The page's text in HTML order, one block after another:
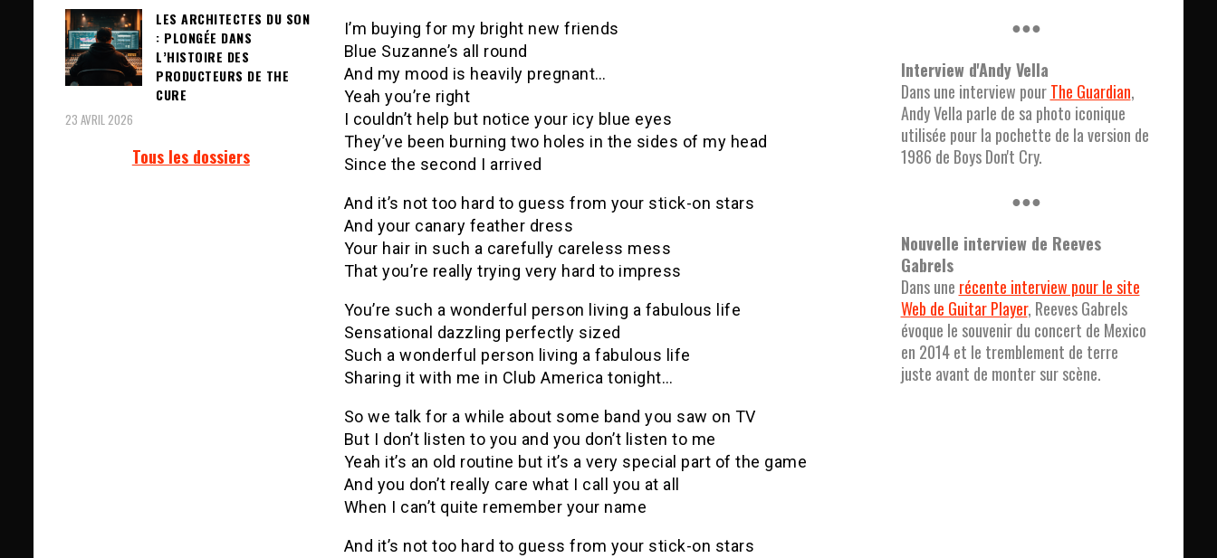
I’m buying for my bright new friends
Blue Suzanne’s all round
And my mood is heavily pregnant…
Yeah you’re right
I couldn’t help but notice your icy blue eyes
They’ve been burning two holes in the sides of my head
Since the second I arrived
And it’s not too hard to guess from your stick-on stars
And your canary feather dress
Your hair in such a carefully careless mess
That you’re really trying very hard to impress
You’re such a wonderful person living a fabulous life
Sensational dazzling perfectly sized
Such a wonderful person living a fabulous life
Sharing it with me in Club America tonight…
So we talk for a while about some band you saw on TV
But I don’t listen to you and you don’t listen to me
Yeah it’s an old routine but it’s a very special part of the game
And you don’t really care what I call you at all
When I can’t quite remember your name
And it’s not too hard to guess from your stick-on stars
LES ARCHITECTES DU SON
: PLONGÉE DANS
L’HISTOIRE DES
PRODUCTEURS DE THE
CURE
23 AVRIL 2026
Tous les dossiers
●●●
Interview d'Andy Vella
Dans une interview pourThe Guardian,
Andy Vella parle de sa photo iconique
utilisée pour la pochette de la version de
1986 de Boys Don't Cry.
●●●
Nouvelle interview de Reeves
Gabrels
Dans une récente interview pour le site
Web de Guitar Player, Reeves Gabrels
évoque le souvenir du concert de Mexico
en 2014 et le tremblement de terre
juste avant de monter sur scène.